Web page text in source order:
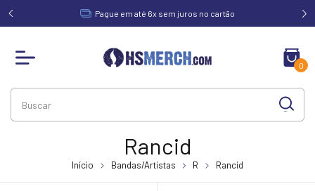
de Pague em até 6x sem juros no cartão
0
Rancid
Início Bandas/Artistas R Rancid